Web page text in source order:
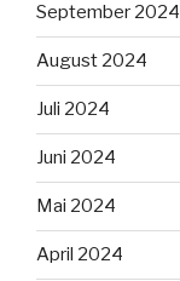
September 2024
August 2024
Juli 2024
Juni 2024
Mai 2024
April 2024